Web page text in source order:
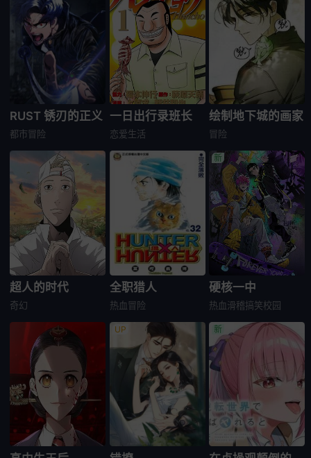
RUST 锈刃的正义
都市 冒险
一日出行录班长
恋爱生活
绘制地下城的画家
冒险
超人的时代
奇幻
全职猎人
热血 冒险
硬核一中
热血滑稽搞笑校园